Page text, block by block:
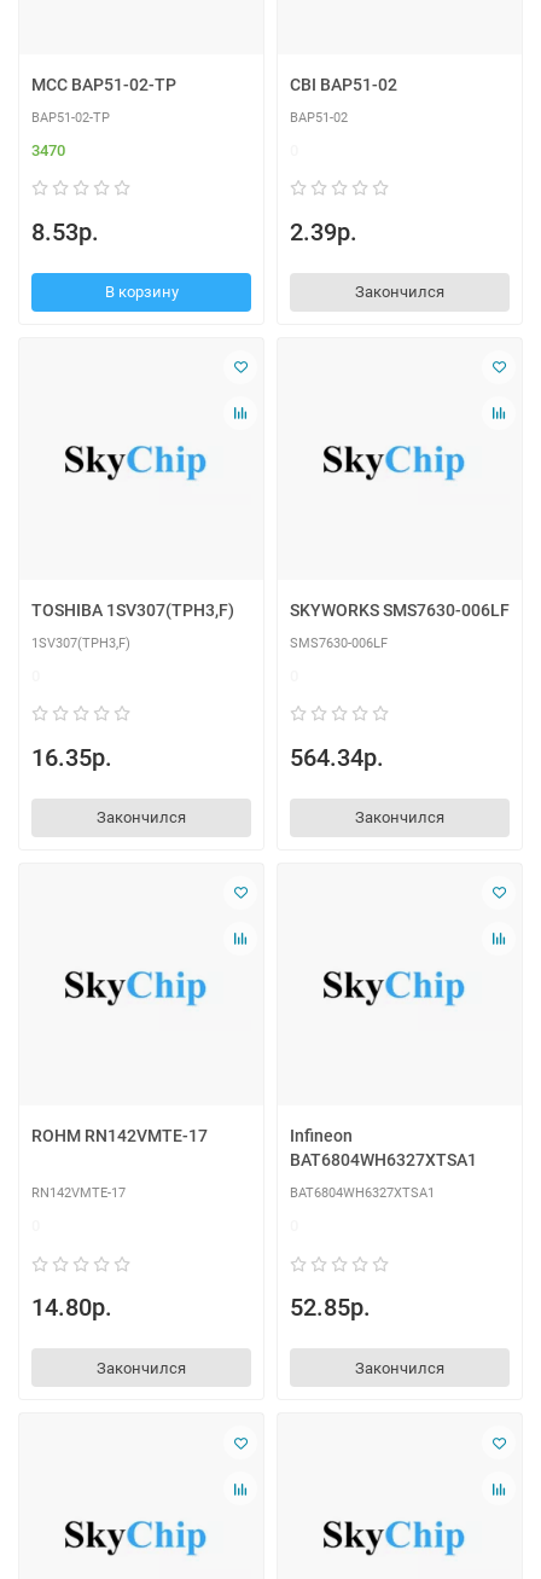
MCC BAP51-02-TP
BAP51-02-TP
3470
8.53р.
В корзину
CBI BAP51-02
BAP51-02
2.39р.
Закончился
TOSHIBA 1SV307(TPH3,F)
1SV307(TPH3,F)
16.35р.
Закончился
SKYWORKS SMS7630-006LF
SMS7630-006LF
564.34р.
Закончился
ROHM RN142VMTE-17
RN142VMTE-17
14.80р.
Закончился
Infineon
BAT6804WH6327XTSA1
BAT6804WH6327XTSA1
52.85р.
Закончился